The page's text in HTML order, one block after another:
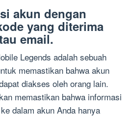
akun dengan
yang diterima
email.
Legends adalah sebuah
memastikan bahwa akun
diakses oleh orang lain.
memastikan bahwa informasi
dalam akun Anda hanya